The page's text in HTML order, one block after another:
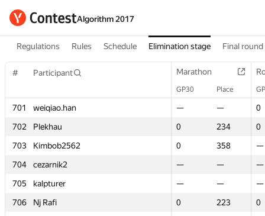
Algorithm 2017
Regulations Rules Schedule Elimination stage Final round
# Participant Marathon
GP30 Place
701 weiqiao.han — —
0
702
Plekhau 0 234
0
703
Kimbob2562 0 358
—
704
cezarnik2 — —
—
705
kalpturer — —
—
706
Nj Rafi 0 223
0
# Participant Marathon
GP30 Place
701 weiqiao.han — —
0
702
Plekhau 0 234
0
703
Kimbob2562 0 358
—
704
cezarnik2 — —
—
705
kalpturer — —
—
706
Nj Rafi 0 223
0